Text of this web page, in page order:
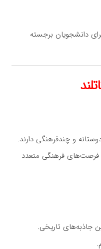
دانشجویان برجسته
و چندفرهنگی دارند.
فرصت‌های فرهنگی متعدد
جاذبه‌های تاریخی.